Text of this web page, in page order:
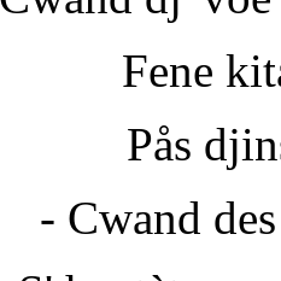
Fene
Pås
- Cwand